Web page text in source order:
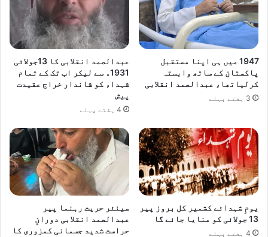
1947 میں ہی اپنا مستقبل
پاکستان کے ساتھ وابستہ
کرلیاتھا، عبدالصمد انقلابی
3 ہفتے پہلے
عبدالصمد انقلابی کا 13جولائی
1931ء سے لیکر اب تک کے تمام
شہداء کو شاندار خراج عقیدت
پیش
4 ہفتے پہلے
یومِ شہدائے کشمیر کل بروز پیر
13 جولائی کو منایا جائے گا
4 ہفتے پہلے
سینئر حریت رہنما پیر
عبدالصمد انقلابی دورانِ
حراست شدید جسمانی کمزوری کا